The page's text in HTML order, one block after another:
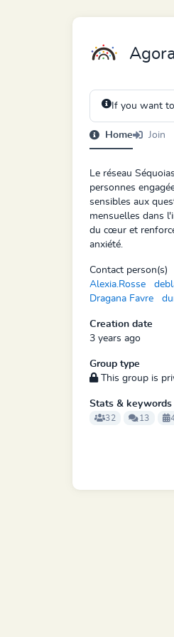
If you want
Home Join
Le réseau
personnes
sensibles aux
mensuelles dans
du cœur et
anxiété.
Contact person(s)
Alexia.Rosse
Dragana Favre
Creation date
3 years ago
Group type
This group is
Stats & keywords
32 13